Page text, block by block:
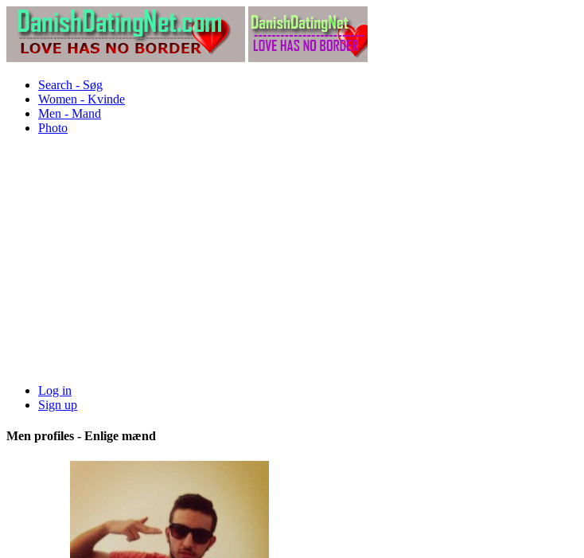
Search - Søg
Women - Kvinde
Men - Mand
Photo
Log in
Sign up
Men profiles - Enlige mænd